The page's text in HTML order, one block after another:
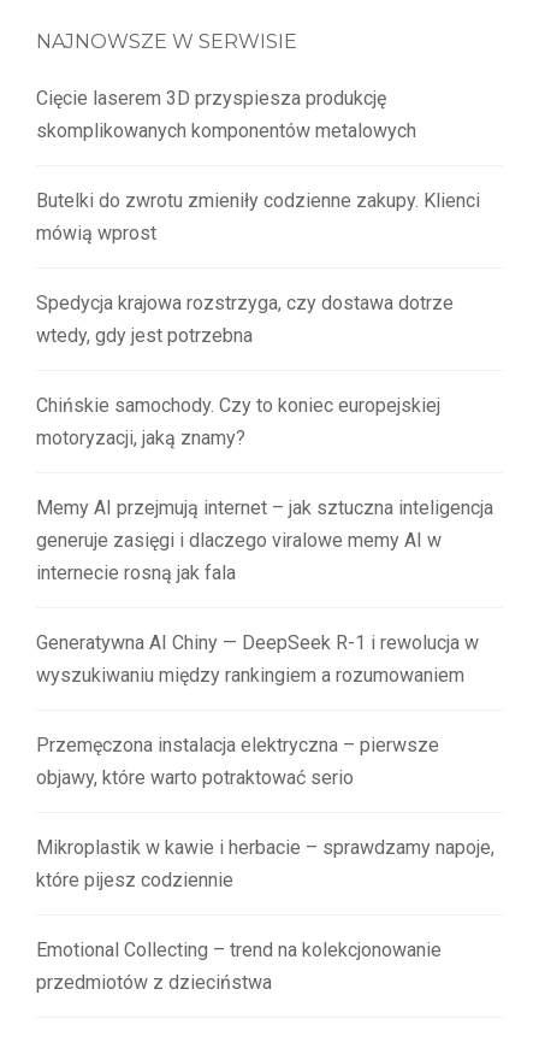
NAJNOWSZE W SERWISIE
Cięcie laserem 3D przyspiesza produkcję
skomplikowanych komponentów metalowych
Butelki do zwrotu zmieniły codzienne zakupy. Klienci
mówią wprost
Spedycja krajowa rozstrzyga, czy dostawa dotrze
wtedy, gdy jest potrzebna
Chińskie samochody. Czy to koniec europejskiej
motoryzacji, jaką znamy?
Memy AI przejmują internet – jak sztuczna inteligencja
generuje zasięgi i dlaczego viralowe memy AI w
internecie rosną jak fala
Generatywna AI Chiny — DeepSeek R-1 i rewolucja w
wyszukiwaniu między rankingiem a rozumowaniem
Przemęczona instalacja elektryczna – pierwsze
objawy, które warto potraktować serio
Mikroplastik w kawie i herbacie – sprawdzamy napoje,
które pijesz codziennie
Emotional Collecting – trend na kolekcjonowanie
przedmiotów z dzieciństwa